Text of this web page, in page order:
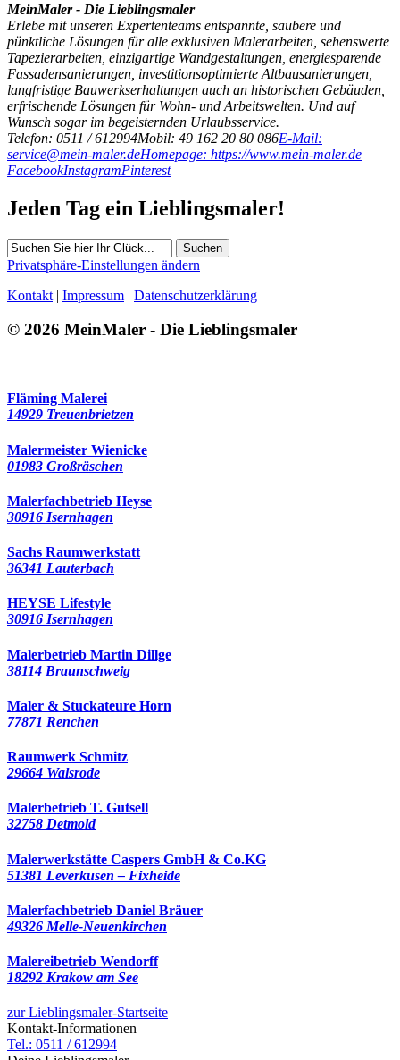
MeinMaler - Die Lieblingsmaler
Erlebe mit unseren Expertenteams entspannte, saubere und
pünktliche Lösungen für alle exklusiven Malerarbeiten, sehenswerte
Tapezierarbeiten, einzigartige Wandgestaltungen, energiesparende
Fassadensanierungen, investitionsoptimierte Altbausanierungen,
langfristige Bauwerkserhaltungen auch an historischen Gebäuden,
erfrischende Lösungen für Wohn- und Arbeitswelten. Und auf
Wunsch sogar im begeisternden Urlaubsservice.
Telefon: 0511 / 612994Mobil: 49 162 20 80 086E-Mail:
service@mein-maler.deHomepage: https://www.mein-maler.de
FacebookInstagramPinterest
Jeden Tag ein Lieblingsmaler!
Suchen
Privatsphäre-Einstellungen ändern
Kontakt | Impressum | Datenschutzerklärung
© 2026 MeinMaler - Die Lieblingsmaler
Fläming Malerei
14929 Treuenbrietzen
Malermeister Wienicke
01983 Großräschen
Malerfachbetrieb Heyse
30916 Isernhagen
Sachs Raumwerkstatt
36341 Lauterbach
HEYSE Lifestyle
30916 Isernhagen
Malerbetrieb Martin Dillge
38114 Braunschweig
Maler & Stuckateure Horn
77871 Renchen
Raumwerk Schmitz
29664 Walsrode
Malerbetrieb T. Gutsell
32758 Detmold
Malerwerkstätte Caspers GmbH & Co.KG
51381 Leverkusen – Fixheide
Malerfachbetrieb Daniel Bräuer
49326 Melle-Neuenkirchen
Malereibetrieb Wendorff
18292 Krakow am See
zur Lieblingsmaler-Startseite
Kontakt-Informationen
Tel.: 0511 / 612994